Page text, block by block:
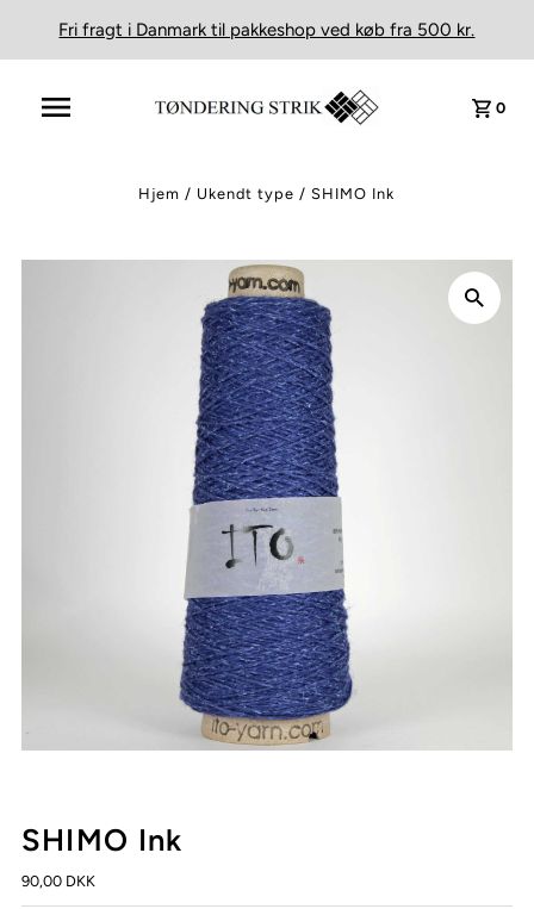
Fri fragt i Danmark til pakkeshop ved køb fra 500 kr.
0
Hjem / Ukendt type /SHIMO Ink
SHIMO Ink
90,00 DKK